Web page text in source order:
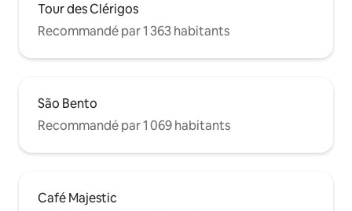
Tour des Clérigos
Recommandé par 1 363 habitants
São Bento
Recommandé par 1 069 habitants
Café Majestic